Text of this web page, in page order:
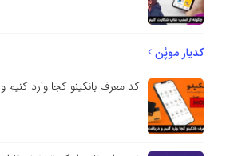
کدیار موپُن
کد معرف بانکینو کجا وارد کنیم